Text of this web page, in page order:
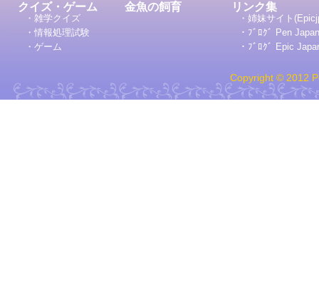
クイズ・ゲーム 金魚の飼育 リンク集
・雑学クイズ
・姉妹サイト
・情報処理試験
・ﾌﾞﾛｸﾞ Pen Japan
・ゲーム
・ﾌﾞﾛｸﾞ Epic
Copyright © 2012